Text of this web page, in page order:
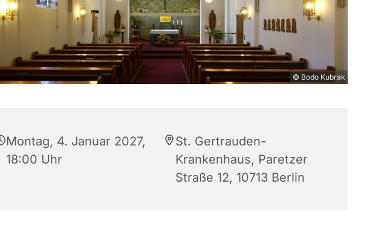
© Bodo Kubrak
Montag, 4. Januar 2027,
18:00 Uhr
St. Gertrauden-
Krankenhaus, Paretzer
Straße 12, 10713 Berlin